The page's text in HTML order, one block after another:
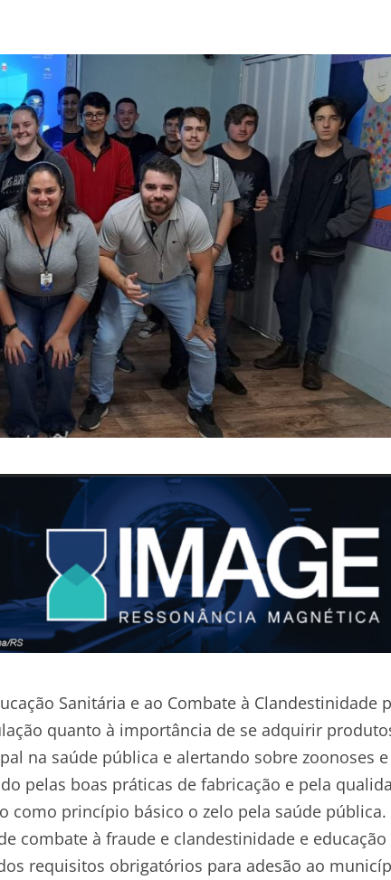
Sanitária e ao Combate à Clandestinidade
quanto à importância de se adquirir
na saúde pública e alertando sobre zoonoses e
pelas boas práticas de fabricação e pela
princípio básico o zelo pela saúde pública.
combate à fraude e clandestinidade e educação
requisitos obrigatórios para adesão ao